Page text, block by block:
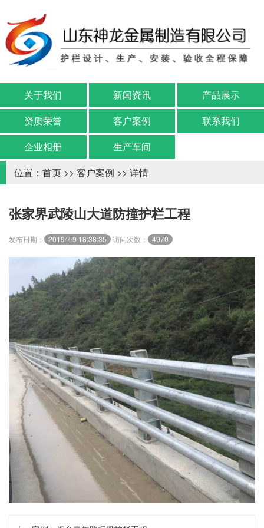
关于我们 新闻资讯
产品展示
资质荣誉
客户案例
联系我们
企业相册
生产车间
位置： 首页 >> 客户案例 >> 详情
张家界武陵山大道防撞护栏工程
发布日期： 2019/7/9 18:38:35 访问次数： 4970